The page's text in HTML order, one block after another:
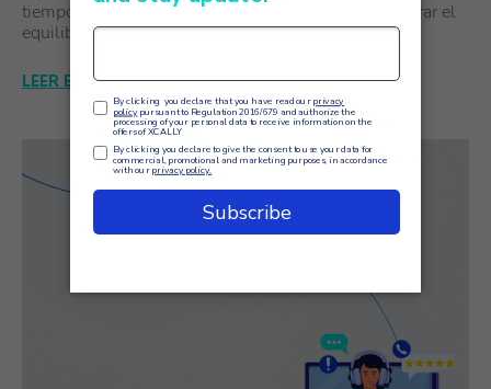
tiempo. En el sector de la atención al cliente, encontrar el
equilibrio perfecto entre la automatización…
LEER EL ARTÍCULO